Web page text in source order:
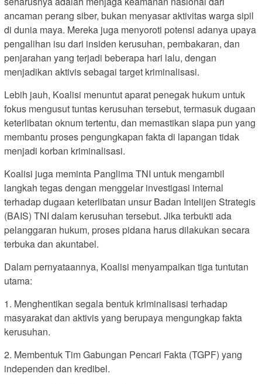
ancaman perang siber, bukan menyasar aktivitas warga sipil
di dunia maya. Mereka juga menyoroti potensi adanya upaya
pengalihan isu dari insiden kerusuhan, pembakaran, dan
penjarahan yang terjadi beberapa hari lalu, dengan
menjadikan aktivis sebagai target kriminalisasi.
Lebih jauh, Koalisi menuntut aparat penegak hukum untuk
fokus mengusut tuntas kerusuhan tersebut, termasuk dugaan
keterlibatan oknum tertentu, dan memastikan siapa pun yang
membantu proses pengungkapan fakta di lapangan tidak
menjadi korban kriminalisasi.
Koalisi juga meminta Panglima TNI untuk mengambil
langkah tegas dengan menggelar investigasi internal
terhadap dugaan keterlibatan unsur Badan Intelijen Strategis
(BAIS) TNI dalam kerusuhan tersebut. Jika terbukti ada
pelanggaran hukum, proses pidana harus dilakukan secara
terbuka dan akuntabel.
Dalam pernyataannya, Koalisi menyampaikan tiga tuntutan
utama:
1. Menghentikan segala bentuk kriminalisasi terhadap
masyarakat dan aktivis yang berupaya mengungkap fakta
kerusuhan.
2. Membentuk Tim Gabungan Pencari Fakta (TGPF) yang
independen dan kredibel.